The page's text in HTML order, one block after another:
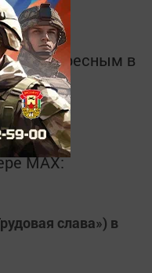
и интересным в
в
MАХ:
слава») в